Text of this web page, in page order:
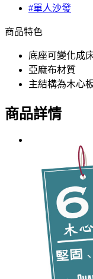
#單人沙發
商品特色
底座可變化成
亞麻布材質
主結構為木心
商品詳情